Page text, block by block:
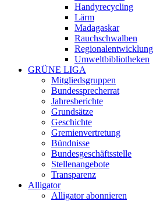
Handyrecycling
Lärm
Madagaskar
Rauchschwalben
Regionalentwicklung
Umweltbibliotheken
GRÜNE LIGA
Mitgliedsgruppen
Bundessprecherrat
Jahresberichte
Grundsätze
Geschichte
Gremienvertretung
Bündnisse
Bundesgeschäftsstelle
Stellenangebote
Transparenz
Alligator
Alligator abonnieren